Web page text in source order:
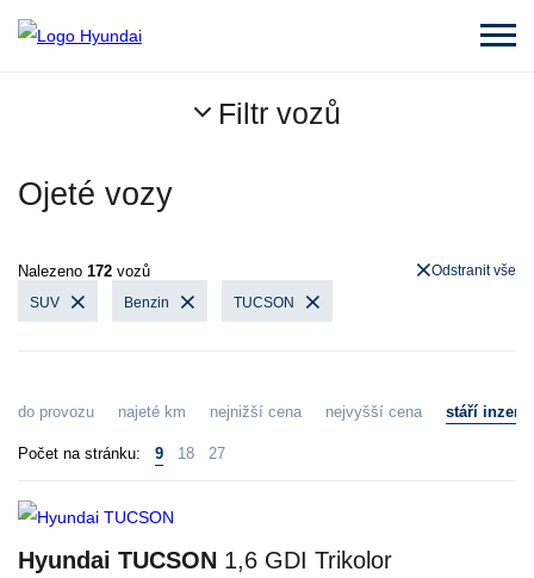
Filtr vozů
Ojeté vozy
Nalezeno 172 vozů
SUV Benzin TUCSON
Odstranit vše
do provozu najeté km nejnižší cena nejvyšší cena stáří
Počet na stránku: 9 18 27
Hyundai TUCSON 1,6 GDI Trikolor